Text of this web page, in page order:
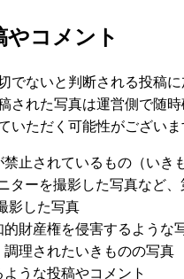
やコメント
でないと判断される投稿
された写真は運営側で随
いただく可能性がござい
止されているもの（いき
ターを撮影した写真など、
影した写真
財産権を侵害するような
理されたいきものの写真
うな投稿やコメント